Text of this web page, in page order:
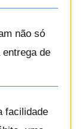
não só
de
facilidade